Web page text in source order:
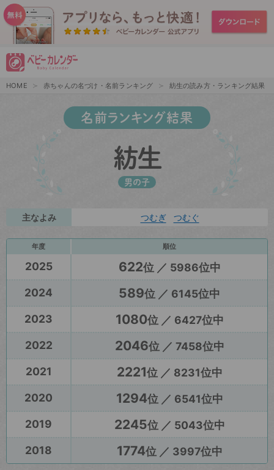
HOME 赤ちゃんの名づけ・名前ランキング 紡生の読み方・ランキング結果
名前ランキング結果
紡生
男の子
主なよみ つむぎ つむぐ
年度 順位
2025 622位 ／ 5986位中
2024
589位 ／ 6145位中
2023
1080位 ／ 6427位中
2022
2046位 ／ 7458位中
2021
2221位 ／ 8231位中
2020
1294位 ／ 6541位中
2019
2245位 ／ 5043位中
2018
1774位 ／ 3997位中